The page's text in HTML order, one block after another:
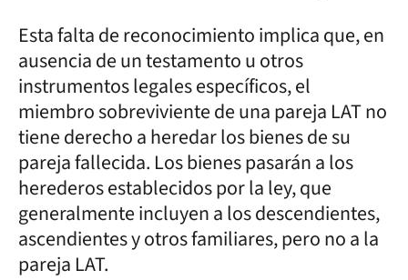
Esta falta de reconocimiento implica que, en
ausencia de un testamento u otros
instrumentos legales específicos, el
miembro sobreviviente de una pareja LAT no
tiene derecho a heredar los bienes de su
pareja fallecida. Los bienes pasarán a los
herederos establecidos por la ley, que
generalmente incluyen a los descendientes,
ascendientes y otros familiares, pero no a la
pareja LAT.